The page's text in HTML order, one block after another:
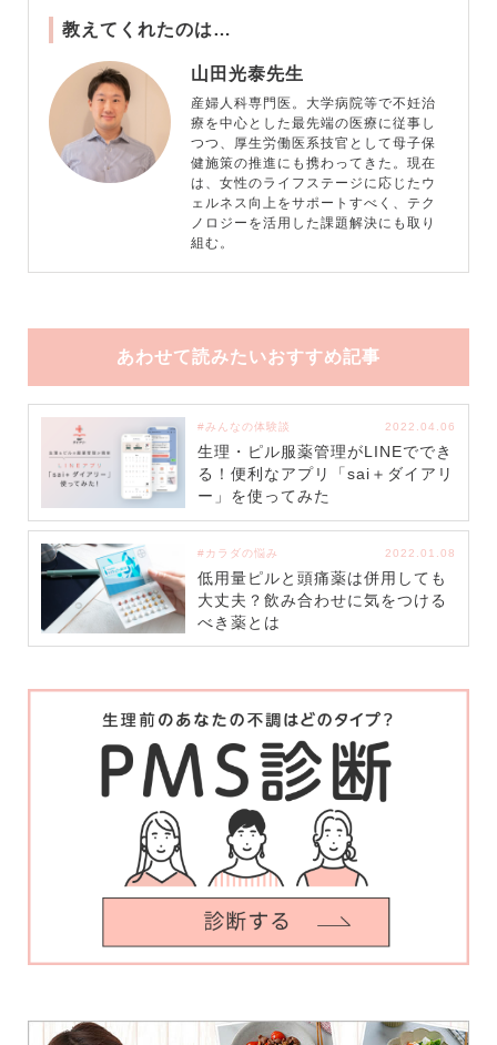
教えてくれたのは…
山田光泰先生
産婦人科専門医。大学病院等で不妊治
療を中心とした最先端の医療に従事し
つつ、厚生労働医系技官として母子保
健施策の推進にも携わってきた。現在
は、女性のライフステージに応じたウ
ェルネス向上をサポートすべく、テク
ノロジーを活用した課題解決にも取り
組む。
あわせて読みたいおすすめ記事
#みんなの体験談 2022.04.06
生理・ピル服薬管理がLINEででき
る！便利なアプリ「sai＋ダイアリ
ー」を使ってみた
#カラダの悩み 2022.01.08
低用量ピルと頭痛薬は併用しても
大丈夫？飲み合わせに気をつける
べき薬とは